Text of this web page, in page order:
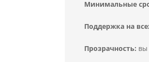
Минимальные
Поддержка на
Прозрачность: вы